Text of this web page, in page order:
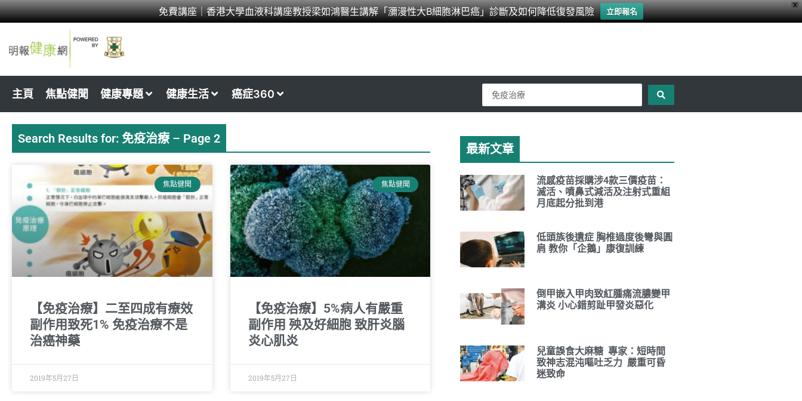
X
免費講座｜香港大學血液科講座教授梁如鴻醫生講解「瀰漫性大B細胞淋巴癌」診斷及如何降低復發風險 立即報名
Skip
to
content
主頁 焦點健聞 健康專題 健康生活 癌症360
Search
...
Search Results for: 免疫治療 – Page 2
焦點健聞
【免疫治療】二至四成有療效
副作用致死1% 免疫治療不是
治癌神藥
2019年5月27日
焦點健聞
【免疫治療】5%病人有嚴重
副作用 殃及好細胞 致肝炎腦
炎心肌炎
2019年5月27日
PagePagePagePage Page
最新文章
流感疫苗採購涉4款三價疫苗：
滅活、噴鼻式減活及注射式重組
月底起分批到港
低頭族後遺症 胸椎過度後彎與圓
肩 教你「企鵝」康復訓練
倒甲嵌入甲肉致紅腫痛流膿變甲
溝炎 小心錯剪趾甲發炎惡化
兒童誤食大麻糖 專家：短時間
致神志混沌嘔吐乏力 嚴重可昏
迷致命